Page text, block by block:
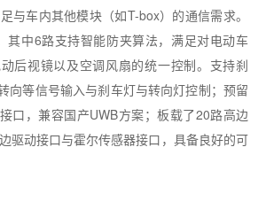
与车内其他模块（如T-box）的通信需求。
其中6路支持智能防夹算法，满足对电动车
后视镜以及空调风扇的统一控制。支持刹
向等信号输入与刹车灯与转向灯控制；预留
口，兼容国产UWB方案；板载了20路高边
驱动接口与霍尔传感器接口，具备良好的可